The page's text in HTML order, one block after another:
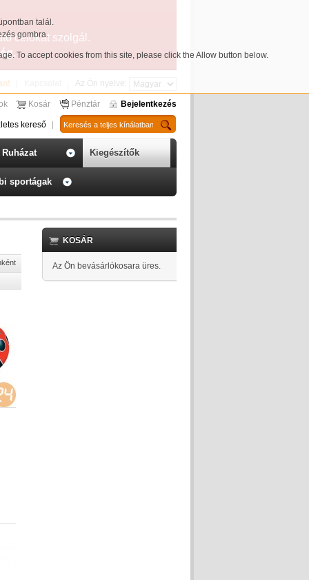
talál.
gombra.
. To accept cookies from this site, please click the Allow button below.
célokat szolgál.
Az Ön nyelve:
Kosár Pénztár Bejelentkezés
kereső
Ruházat Kiegészítők
sportágak
KOSÁR
Az Ön bevásárlókosara üres.